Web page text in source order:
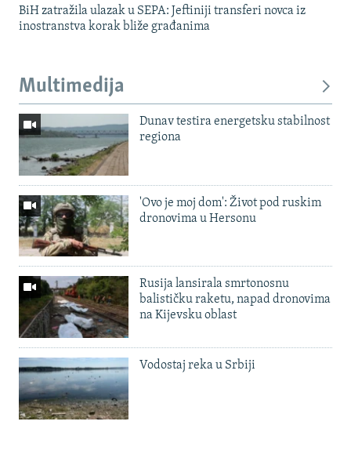
BiH zatražila ulazak u SEPA: Jeftiniji transferi novca iz
inostranstva korak bliže građanima
Multimedija
Dunav testira energetsku stabilnost
regiona
'Ovo je moj dom': Život pod ruskim
dronovima u Hersonu
Rusija lansirala smrtonosnu
balističku raketu, napad dronovima
na Kijevsku oblast
Vodostaj reka u Srbiji